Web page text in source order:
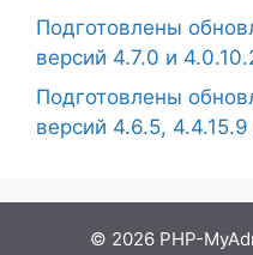
Подготовлены
версий 4.7.0 и
Подготовлены
версий 4.6.5,
© 2026 PHP-